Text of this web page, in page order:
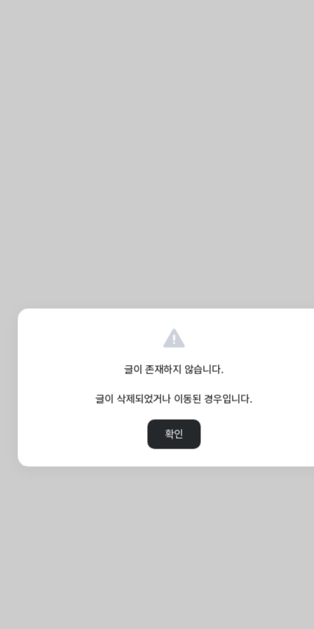
글이 존재하지 않습니다.
글이 삭제되었거나 이동된 경우입니다.
확인